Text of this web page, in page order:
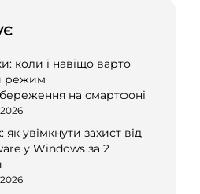
коли і навіщо варто
режим
на смартфоні
як увімкнути захист від
у Windows за 2